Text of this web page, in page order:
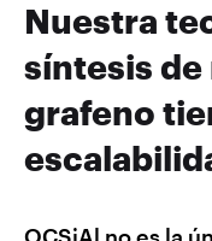
Nuestra
síntesis
grafeno